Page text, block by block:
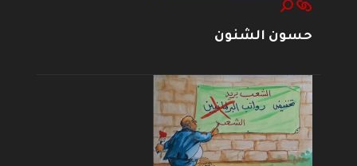
حسون الشنون